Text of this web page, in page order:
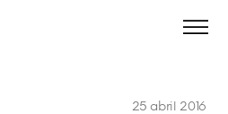
25 abril 2016